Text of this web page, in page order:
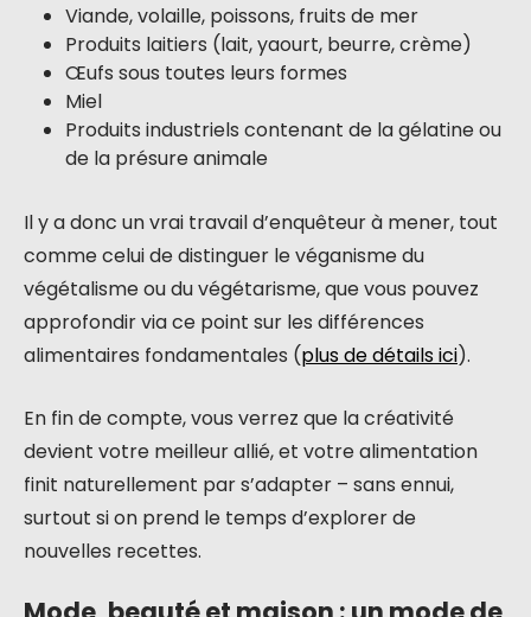
Viande, volaille, poissons, fruits de mer
Produits laitiers (lait, yaourt, beurre, crème)
Œufs sous toutes leurs formes
Miel
Produits industriels contenant de la gélatine ou
de la présure animale
Il y a donc un vrai travail d’enquêteur à mener, tout
comme celui de distinguer le véganisme du
végétalisme ou du végétarisme, que vous pouvez
approfondir via ce point sur les différences
alimentaires fondamentales (plus de détails ici).
En fin de compte, vous verrez que la créativité
devient votre meilleur allié, et votre alimentation
finit naturellement par s’adapter – sans ennui,
surtout si on prend le temps d’explorer de
nouvelles recettes.